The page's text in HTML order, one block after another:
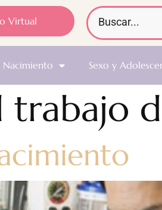
Virtual
Sexo y
trabajo